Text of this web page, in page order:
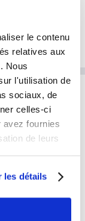
le contenu
relatives aux
Nous
l'utilisation de
sociaux, de
celles-ci
avez fournies
de leurs
les détails